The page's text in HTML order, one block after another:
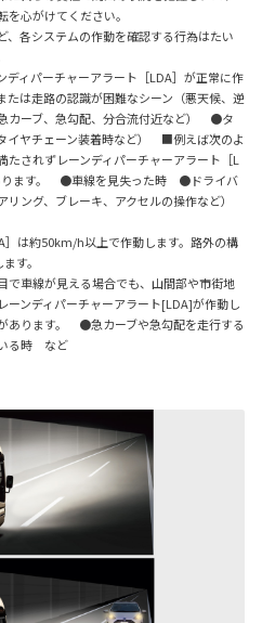
心がけてください。
各システムの作動を確認する行為はたい
ィパーチャーアラート［LDA］が正常に作
は走路の認識が困難なシーン（悪天候、逆
カーブ、急勾配、分合流付近など） ●タ
イヤチェーン装着時など） ■例えば次のよ
されずレーンディパーチャーアラート［L
ります。 ●車線を見失った時 ●ドライバ
リング、ブレーキ、アクセルの操作など）
は約50km/h以上で作動します。路外の構
す。
車線が見える場合でも、山間部や市街地
ーンディパーチャーアラート[LDA]が作動し
あります。 ●急カーブや急勾配を走行する
る時 など